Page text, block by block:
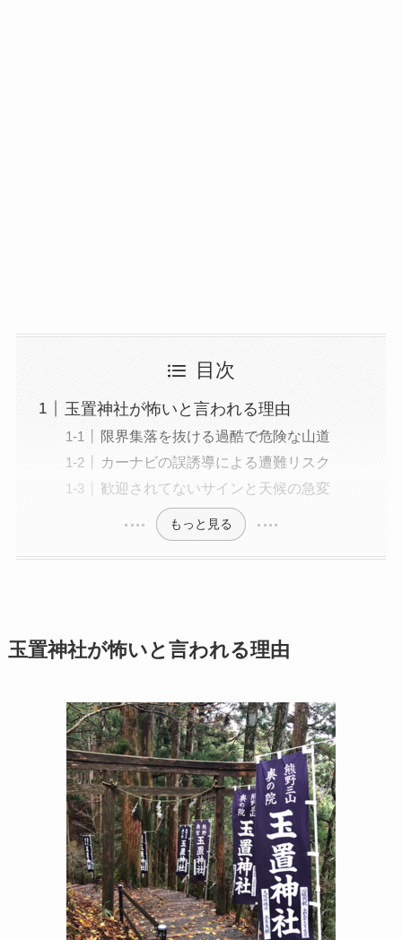
目次
玉置神社が怖いと言われる理由
限界集落を抜ける過酷で危険な山道
カーナビの誤誘導による遭難リスク
歓迎されてないサインと天候の急変
もっと見る
玉置神社が怖いと言われる理由